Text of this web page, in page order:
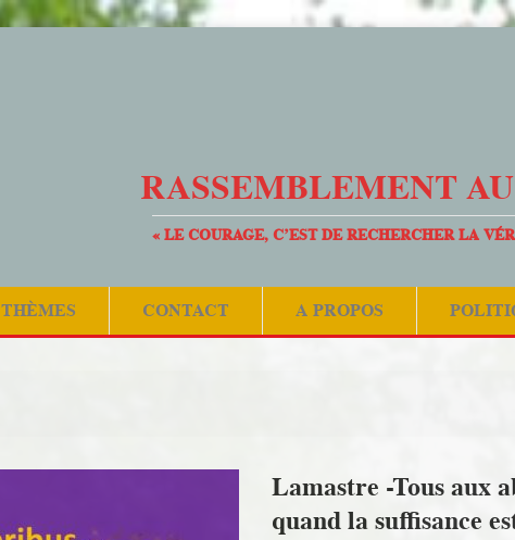
RASSEMBLEMENT
« LE COURAGE, C’EST DE RECHERCHER LA
THÈMES CONTACT A PROPOS
Lamastre -Tous aux
quand la suffisance